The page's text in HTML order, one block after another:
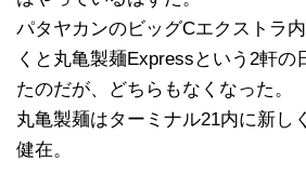
パタヤカンのビッグCエクストラ
くと丸亀製麺Expressという2軒の
たのだが、どちらもなくなった。
丸亀製麺はターミナル21内に新し
健在。